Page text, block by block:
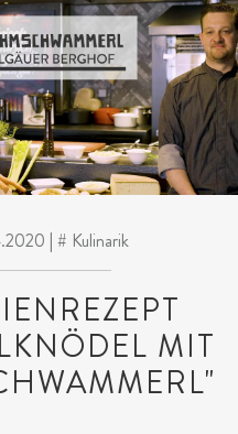
| # Kulinarik
MIT